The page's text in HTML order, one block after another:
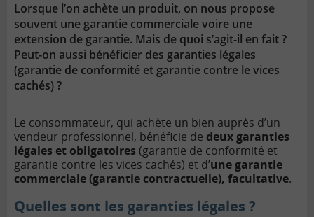
Lorsque l’on achète un produit, on nous propose
souvent une garantie commerciale voire une
extension de garantie. Mais de quoi s’agit-il en fait ?
Peut-on aussi bénéficier des garanties légales
(garantie de conformité et garantie contre le vices
cachés) ?
Le consommateur, qui achète un bien auprès d’un
vendeur professionnel, bénéficie de deux garanties
légales et obligatoires (garantie de conformité et
garantie contre les vices cachés) et d’une garantie
commerciale (garantie contractuelle), facultative.
Quelles sont les garanties légales ?